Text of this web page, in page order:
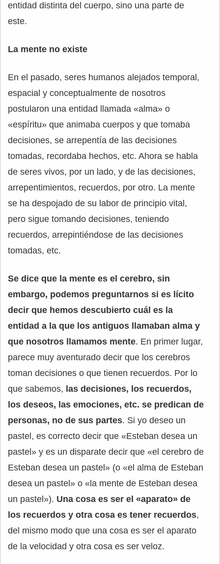
entidad distinta del cuerpo, sino una parte de
este.
La mente no existe
En el pasado, seres humanos alejados temporal,
espacial y conceptualmente de nosotros
postularon una entidad llamada «alma» o
«espíritu» que animaba cuerpos y que tomaba
decisiones, se arrepentía de las decisiones
tomadas, recordaba hechos, etc. Ahora se habla
de seres vivos, por un lado, y de las decisiones,
arrepentimientos, recuerdos, por otro. La mente
se ha despojado de su labor de principio vital,
pero sigue tomando decisiones, teniendo
recuerdos, arrepintiéndose de las decisiones
tomadas, etc.
Se dice que la mente es el cerebro, sin
embargo, podemos preguntarnos si es lícito
decir que hemos descubierto cuál es la
entidad a la que los antiguos llamaban alma y
que nosotros llamamos mente. En primer lugar,
parece muy aventurado decir que los cerebros
toman decisiones o que tienen recuerdos. Por lo
que sabemos, las decisiones, los recuerdos,
los deseos, las emociones, etc. se predican de
personas, no de sus partes. Si yo deseo un
pastel, es correcto decir que «Esteban desea un
pastel» y es un disparate decir que «el cerebro de
Esteban desea un pastel» (o «el alma de Esteban
desea un pastel» o «la mente de Esteban desea
un pastel»). Una cosa es ser el «aparato» de
los recuerdos y otra cosa es tener recuerdos,
del mismo modo que una cosa es ser el aparato
de la velocidad y otra cosa es ser veloz.